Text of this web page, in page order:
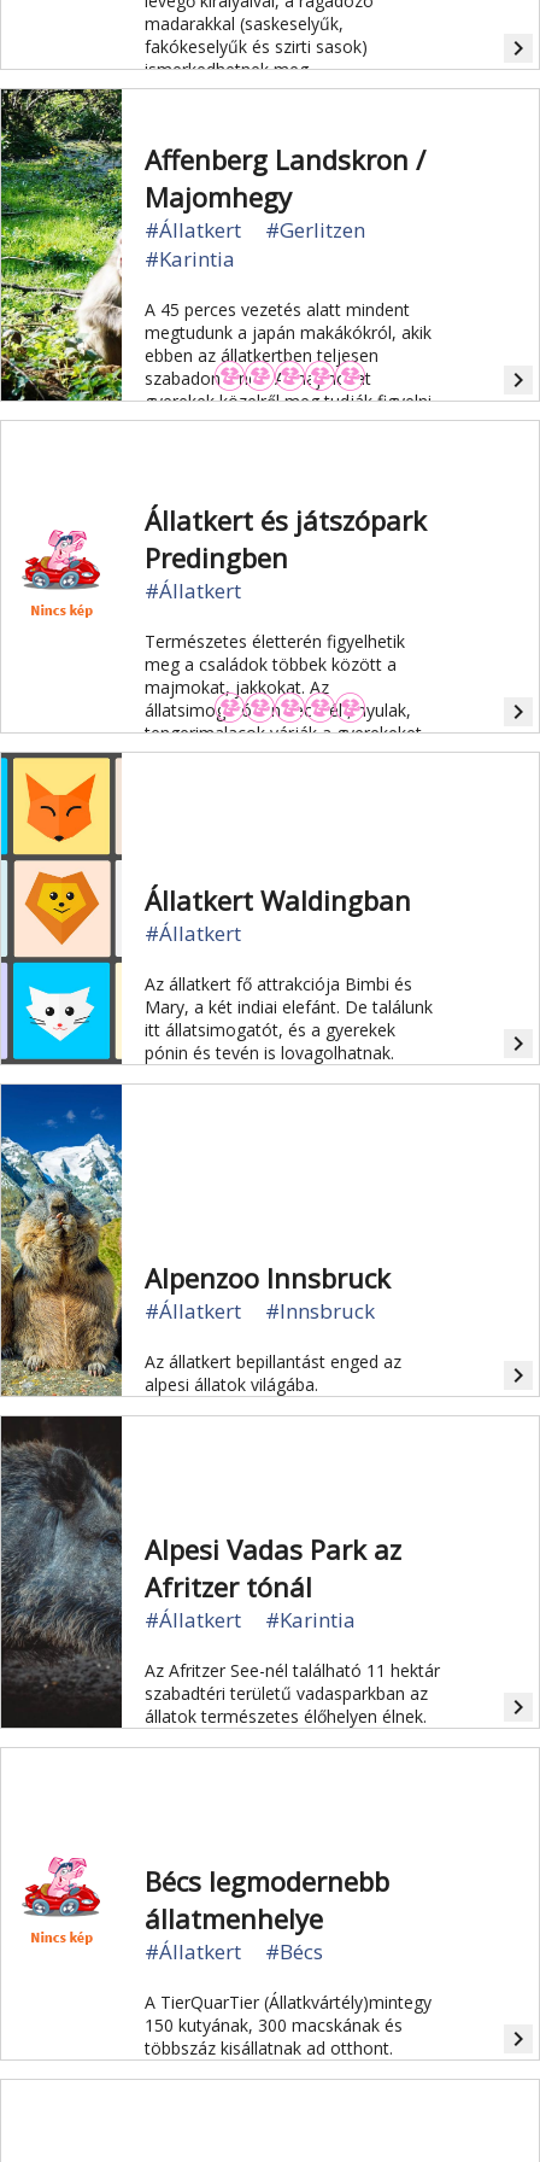
madarakkal (saskeselyűk,
fakókeselyűk és szirti sasok)
ismerkedhetnek meg.
navigate_next
Affenberg Landskron /
Majomhegy
#Állatkert
#Gerlitzen
#Karintia
A 45 perces vezetés alatt mindent
megtudunk a japán makákókról, akik
ebben az állatkertben teljesen
szabadon élnek. A majmokat
gyerekek közelről meg tudják figyelni.
navigate_next
Állatkert és játszópark
Predingben
#Állatkert
Természetes életterén figyelhetik
meg a családok többek között a
majmokat, jakkokat. Az
állatsimogatóban kecskék, nyulak,
tengerimalacok várják a gyerekeket.
Az állatkerti látogatás végén
navigate_next
Állatkert Waldingban
#Állatkert
Az állatkert fő attrakciója Bimbi és
Mary, a két indiai elefánt. De találunk
itt állatsimogatót, és a gyerekek
pónin és tevén is lovagolhatnak.
navigate_next
Alpenzoo Innsbruck
#Állatkert #Innsbruck
Az állatkert bepillantást enged az
alpesi állatok világába.
navigate_next
Alpesi Vadas Park az
Afritzer tónál
#Állatkert #Karintia
Az Afritzer See-nél található 11 hektár
szabadtéri területű vadasparkban az
állatok természetes élőhelyen élnek.
navigate_next
Bécs legmodernebb
állatmenhelye
#Állatkert #Bécs
A TierQuarTier (Állatkvártély)mintegy
150 kutyának, 300 macskának és
többszáz kisállatnak ad otthont.
navigate_next